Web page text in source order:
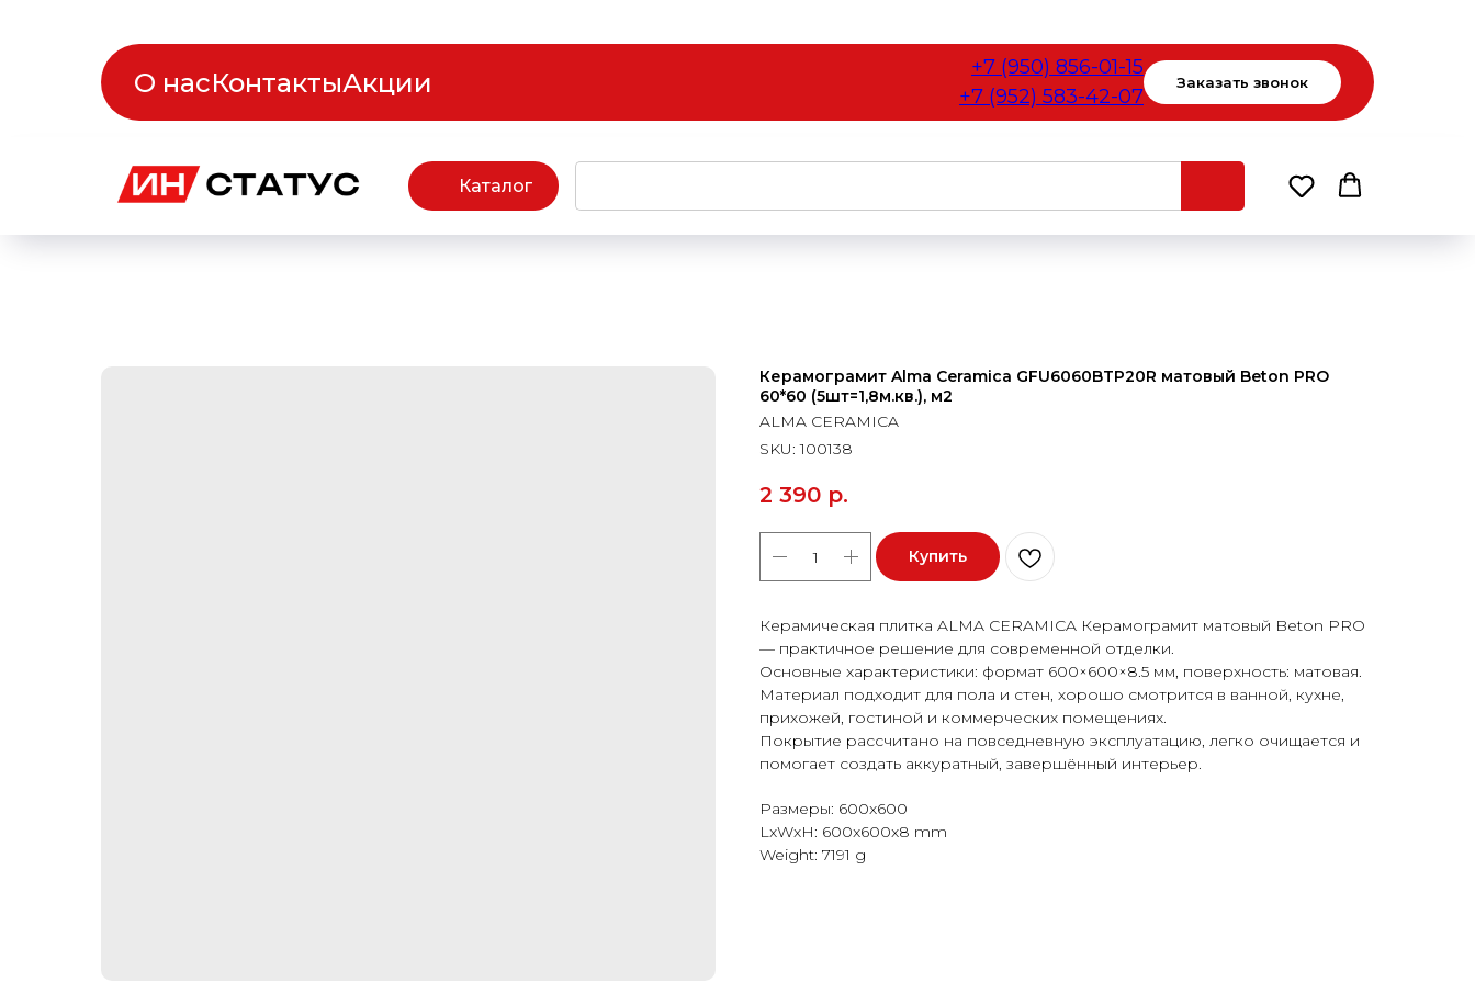
О насКонтактыАкции
+7 (950) 856-01-15
+7 (952) 583-42-07
Заказать звонок
Каталог
Керамограмит Alma Ceramica GFU6060BTP20R матовый Beton PRO
60*60 (5шт=1,8м.кв.), м2
ALMA CERAMICA
SKU:100138
2 390 р.
Купить
Керамическая плитка ALMA CERAMICA Керамограмит матовый Beton PRO
— практичное решение для современной отделки.
Основные характеристики: формат 600×600×8.5 мм, поверхность: матовая.
Материал подходит для пола и стен, хорошо смотрится в ванной, кухне,
прихожей, гостиной и коммерческих помещениях.
Покрытие рассчитано на повседневную эксплуатацию, легко очищается и
помогает создать аккуратный, завершённый интерьер.
Размеры: 600x600
LxWxH: 600x600x8 mm
Weight: 7191 g